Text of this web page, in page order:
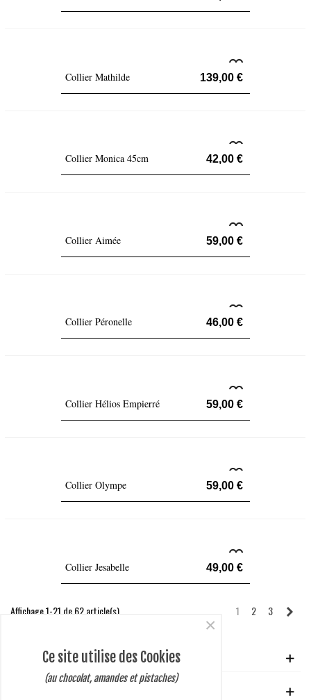
Collier Mathilde 139,00 €
Collier Monica 45cm 42,00 €
Collier Aimée 59,00 €
Collier Péronelle 46,00 €
Collier Hélios Empierré 59,00 €
Collier Olympe 59,00 €
Collier Jesabelle 49,00 €
Affichage 1-21 de 62 article(s) 1 2 3
VOTRE COMPTECe site utilise des Cookies
(au chocolat, amandes et pistaches)
×